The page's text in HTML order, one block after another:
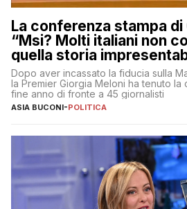
La conferenza stampa di
“Msi? Molti italiani non
quella storia
al 25 aprile”
Dopo aver incassato la fiducia sulla
la Premier Giorgia Meloni ha tenuto la
fine anno di fronte a 45 giornalisti
ASIA BUCONI-POLITICA